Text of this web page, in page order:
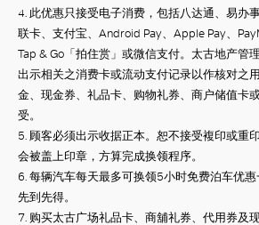
4. 此优惠只接受电子消费，包括八达通、易办
联卡、支付宝、 Android Pay、 Apple Pay、
Tap & Go 「拍住赏」或微信支付。 太古地产管
出示相关之消费卡或流动支付记录以作核对之
金、现金券、礼品卡、购物礼券、商户储值卡
受。
5. 顾客必须出示收据正本。 恕不接受複印或重
会被盖上印章，方算完成换领程序。
6. 每辆汽车每天最多可换领5小时免费泊车优惠
先到先得。
7. 购买太古广场礼品卡、商舖礼券、代用券及